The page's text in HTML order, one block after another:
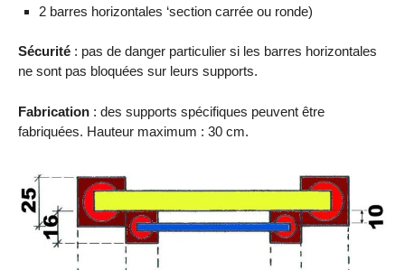
2 barres horizontales ‘section carrée ou ronde)
Sécurité : pas de danger particulier si les barres horizontales
ne sont pas bloquées sur leurs supports.
Fabrication : des supports spécifiques peuvent être
fabriquées. Hauteur maximum : 30 cm.